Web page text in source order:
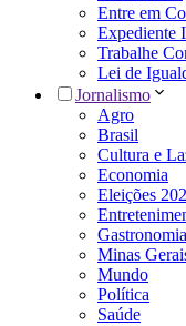
Entre em
Expediente
Trabalhe
Lei de
Jornalismo
Agro
Brasil
Cultura e
Economia
Eleições
Gastronomia
Minas
Mundo
Política
Saúde